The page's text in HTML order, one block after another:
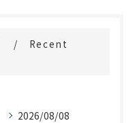
Recent
2026/08/08